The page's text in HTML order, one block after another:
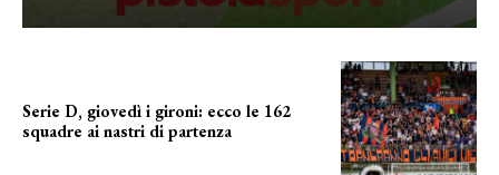
Serie D, giovedì i gironi: ecco le 162
squadre ai nastri di partenza